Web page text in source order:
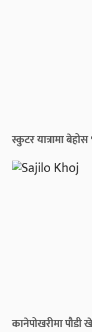
स्कुटर यात्रामा
कानेपोखरीमा